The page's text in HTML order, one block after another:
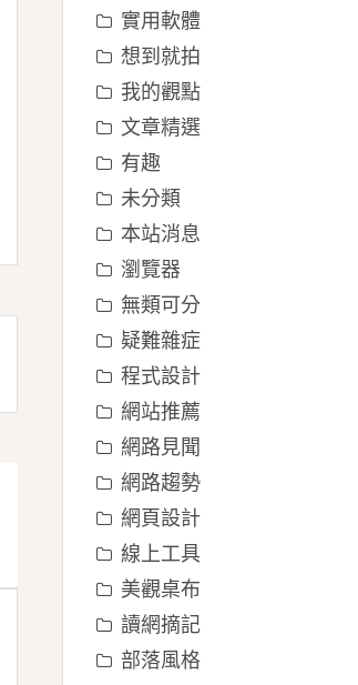
實用軟體
想到就拍
我的觀點
文章精選
有趣
未分類
本站消息
瀏覽器
無類可分
疑難雜症
程式設計
網站推薦
網路見聞
網路趨勢
網頁設計
線上工具
美觀桌布
讀網摘記
部落風格